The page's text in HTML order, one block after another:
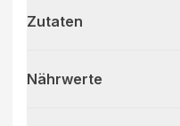
Zutaten
Nährwerte